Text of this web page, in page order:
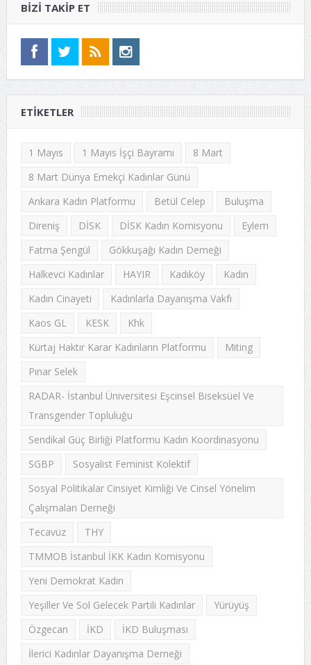
BIZI TAKIP ET
ETIKETLER
1 Mayıs 1 Mayıs İşçi Bayramı
8 Mart
8 Mart Dünya Emekçi Kadınlar Günü
Ankara Kadın Platformu
Betül Celep
Buluşma
Direniş
DİSK DİSK Kadın Komisyonu
Eylem
Fatma Şengül
Gökkuşağı Kadın Derneği
Halkevci Kadınlar
HAYIR Kadıköy
Kadın
Kadın Cinayeti
Kadınlarla Dayanışma Vakfı
Kaos GL
KESK
Khk
Kürtaj Haktır Karar Kadınların Platformu
Miting
Pınar Selek
RADAR- İstanbul Üniversitesi Eşcinsel Biseksüel Ve
Transgender Topluluğu
Sendikal Güç Birliği Platformu Kadın Koordinasyonu
SGBP
Sosyalist Feminist Kolektif
Sosyal Politikalar Cinsiyet Kimliği Ve Cinsel Yönelim
Çalışmaları Derneği
Tecavüz
THY
TMMOB İstanbul İKK Kadın Komisyonu
Yeni Demokrat Kadın
Yeşiller Ve Sol Gelecek Partili Kadınlar
Yürüyüş
Özgecan
İKD
İKD Buluşması
İlerici Kadınlar Dayanışma Derneği